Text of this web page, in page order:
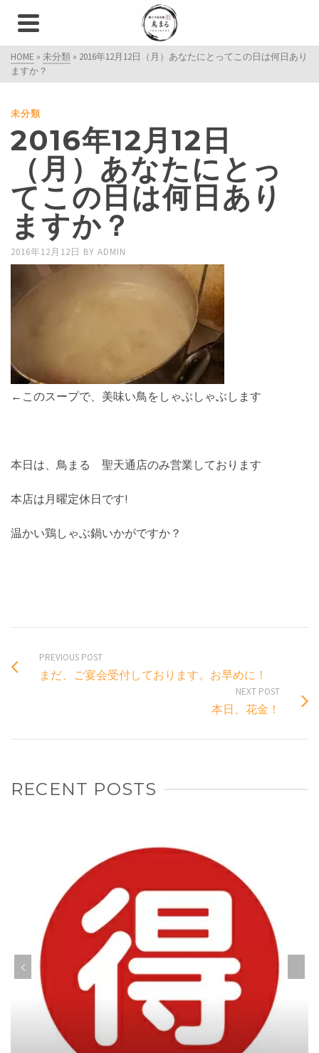
HOME » 未分類 » 2016年12月12日（月）あなたにとってこの日は何日あり
ますか？
未分類
2016年12月12日
（月）あなたにとっ
てこの日は何日あり
ますか？
2016年12月12日 BY ADMIN
←このスープで、美味い鳥をしゃぶしゃぶします
本日は、鳥まる 聖天通店のみ営業しております
本店は月曜定休日です!
温かい鶏しゃぶ鍋いかがですか？
PREVIOUS POST
まだ、ご宴会受付しております。お早めに！
NEXT POST
本日、花金！
RECENT POSTS